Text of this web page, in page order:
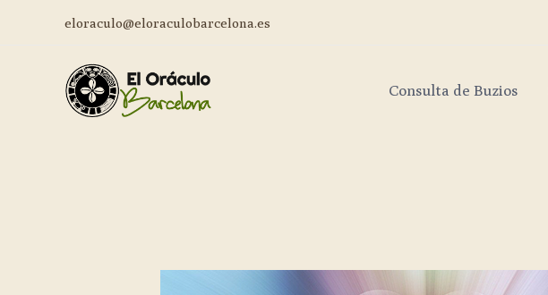
eloraculo@eloraculobarcelona.es
Consulta de Buzios